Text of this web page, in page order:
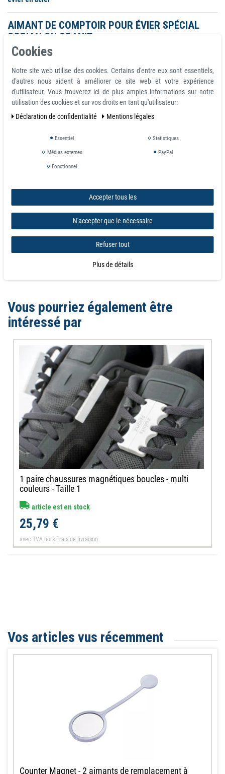
AIMANT DE COMPTOIR POUR ÉVIER SPÉCIAL
CORIAN OU GRANIT
Contre-aimants - à utiliser pour fixer l'arrière de votre évier afin de maintenir
doit être fixée qu'une seule fois, puis utilisez les autocollants fournis pour la
positionner de manière permanente.
ACHETEZ MAINTENANT CHEZ MAGNOSPHERE -
Vous pourriez également être
intéressé par
1 paire chaussures magnétiques boucles - multi
couleurs - Taille 1
article est en stock
25,79 €
avec TVA hors Frais de livraison
Vos articles vus récemment
Counter Magnet - 2 aimants de remplacement à
Cookies
Notre site web utilise des cookies. Certains d'entre eux sont essentiels,
d'autres nous aident à améliorer ce site web et votre expérience
d'utilisateur. Vous trouverez ici de plus amples informations sur notre
utilisation des cookies et sur vos droits en tant qu'utilisateur:
Déclaration de confidentialité
Mentions légales
Essentiel Statistiques
Médias externes PayPal
Fonctionnel
Accepter tous les
N'accepter que le nécessaire
Refuser tout
Plus de détails